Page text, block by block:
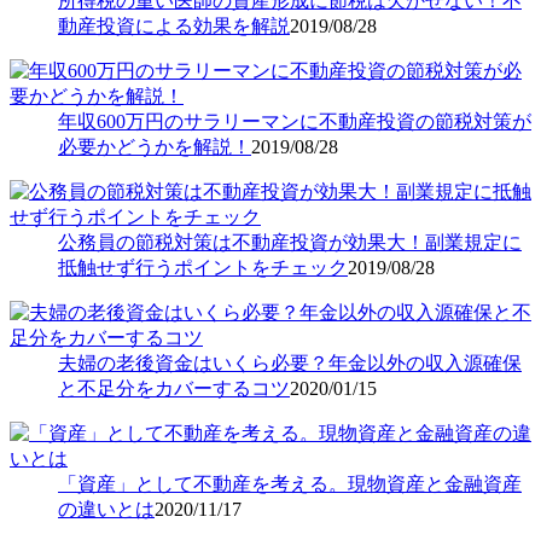
動産投資による効果を解説2019/08/28
年収600万円のサラリーマンに不動産投資の節税対策が
必要かどうかを解説！ 2019/08/28
公務員の節税対策は不動産投資が効果大！副業規定に
抵触せず行うポイントをチェック2019/08/28
夫婦の老後資金はいくら必要？年金以外の収入源確保
と不足分をカバーするコツ2020/01/15
「資産」として不動産を考える。現物資産と金融資産
の違いとは2020/11/17